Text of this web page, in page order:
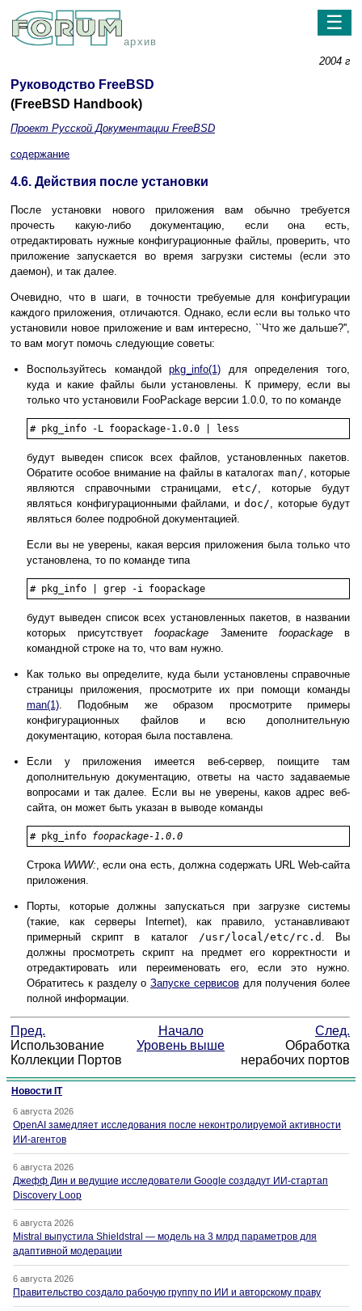
архив
☰
2004 г
Руководство FreeBSD
(FreeBSD Handbook)
Проект Русской Документации FreeBSD
содержание
4.6. Действия после установки
После установки нового приложения вам обычно требуется
прочесть какую-либо документацию, если она есть,
отредактировать нужные конфигурационные файлы, проверить, что
приложение запускается во время загрузки системы (если это
даемон), и так далее.
Очевидно, что в шаги, в точности требуемые для конфигурации
каждого приложения, отличаются. Однако, если если вы только что
установили новое приложение и вам интересно, ``Что же дальше?'',
то вам могут помочь следующие советы:
Воспользуйтесь командойpkg_info(1) для определения того,
куда и какие файлы были установлены. К примеру, если вы
только что установили FooPackage версии 1.0.0, то по команде
# pkg_info -L foopackage-1.0.0 | less
будут выведен список всех файлов, установленных пакетов.
Обратите особое внимание на файлы в каталогах man/, которые
являются справочными страницами, etc/, которые будут
являться конфигурационными файлами, и doc/, которые будут
являться более подробной документацией.
Если вы не уверены, какая версия приложения была только что
установлена, то по команде типа
# pkg_info | grep -i foopackage
будут выведен список всех установленных пакетов, в названии
которых присутствуетfoopackage Замените foopackageв
командной строке на то, что вам нужно.
Как только вы определите, куда были установлены справочные
страницы приложения, просмотрите их при помощи команды
man(1). Подобным же образом просмотрите примеры
конфигурационных файлов и всю дополнительную
документацию, которая была поставлена.
Если у приложения имеется веб-сервер, поищите там
дополнительную документацию, ответы на часто задаваемые
вопросами и так далее. Если вы не уверены, каков адрес веб-
сайта, он может быть указан в выводе команды
# pkg_info foopackage-1.0.0
Строка WWW:, если она есть, должна содержать URL Web-сайта
приложения.
Порты, которые должны запускаться при загрузке системы
(такие, как серверы Internet), как правило, устанавливают
примерный скрипт в каталог /usr/local/etc/rc.d . Вы
должны просмотреть скрипт на предмет его корректности и
отредактировать или переименовать его, если это нужно.
Обратитесь к разделу о Запуске сервисовдля получения более
полной информации.
Пред. Начало
След.
Использование
Коллекции Портов
Уровень выше
Обработка
нерабочих портов
Новости IT
6 августа 2026
OpenAI замедляет исследования после неконтролируемой активности
ИИ-агентов
6 августа 2026
Джефф Дин и ведущие исследователи Google создадут ИИ-стартап
Discovery Loop
6 августа 2026
Mistral выпустила Shieldstral — модель на 3 млрд параметров для
адаптивной модерации
6 августа 2026
Правительство создало рабочую группу по ИИ и авторскому праву